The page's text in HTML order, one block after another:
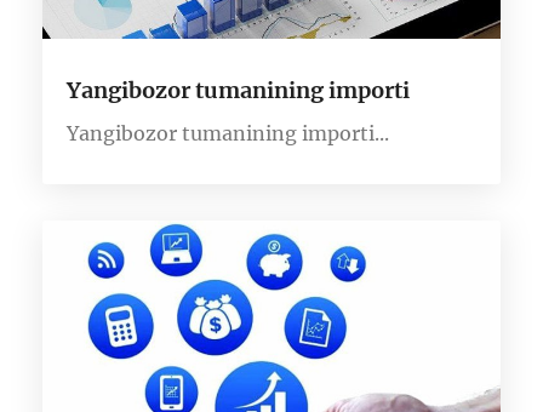
Yangibozor tumanining importi
Yangibozor tumanining importi...